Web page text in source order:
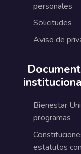
personales
Solicitudes
Aviso de
Bienestar
programas
estatutos